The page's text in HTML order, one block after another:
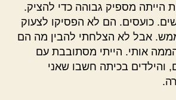
הייתה מספיק גבוהה כדי להציק.
כועסים. הם לא הפסיקו לצעוק
אבל לא הצלחתי להבין מה הם
אותי. הייתי מסתובבת עם
והילדים בכיתה חשבו שאני